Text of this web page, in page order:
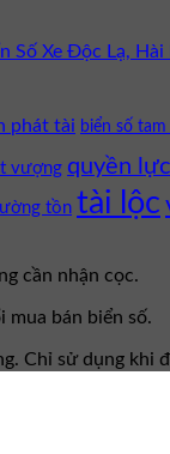
Số Xe Độc Lạ,
phát tài biển số tam
vượng quyền lực
tồn tài lộc
cần nhận cọc.
mua bán biển số.
Chỉ sử dụng khi